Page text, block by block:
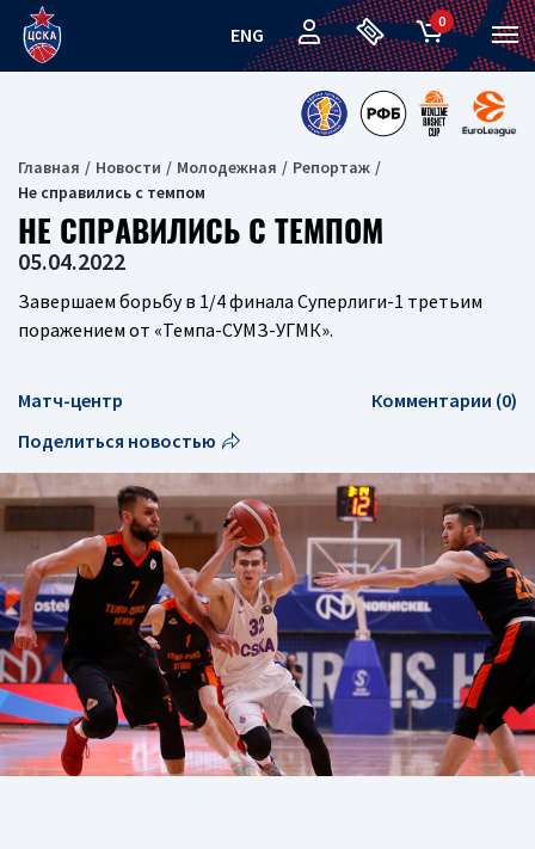
ENG
0
Главная Новости Молодежная
Репортаж
Не справились с темпом
НЕ СПРАВИЛИСЬ С ТЕМПОМ
05.04.2022
Завершаем борьбу в 1/4 финала Суперлиги-1 третьим
поражением от «Темпа-СУМЗ-УГМК».
Матч-центр
Комментарии (0)
Поделиться новостью